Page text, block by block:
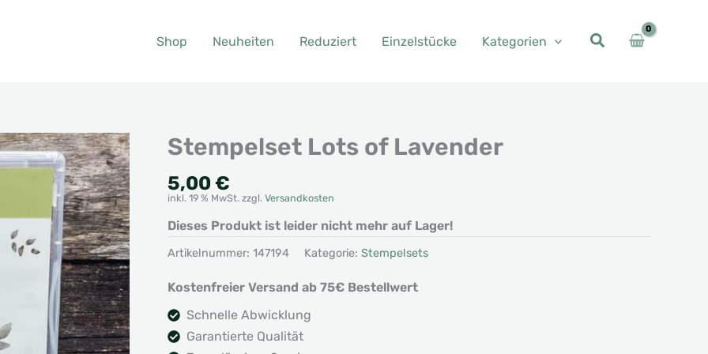
Shop Neuheiten Reduziert Einzelstücke Kategorien
Stempelset Lots of Lavender
5,00 €
inkl. 19 % MwSt. zzgl. Versandkosten
Dieses Produkt ist leider nicht mehr auf Lager!
Artikelnummer: 147194 Kategorie: Stempelsets
Kostenfreier Versand ab 75€ Bestellwert
Schnelle Abwicklung
Garantierte Qualität